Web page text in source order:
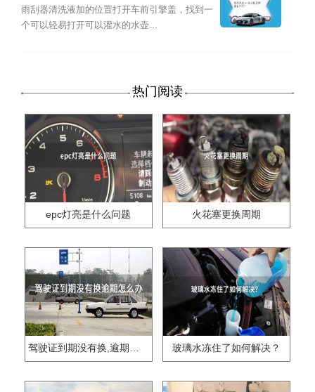
雨刮器清洗液加的位置打开车前引擎盖，找到一
个可以轻易打开可以灌水的水壶...
热门阅读
epc灯亮是什么问题 火花塞更换周期
驾驶证到期没有换,逾期怎么办?? 玻璃水冻住了如何解决？